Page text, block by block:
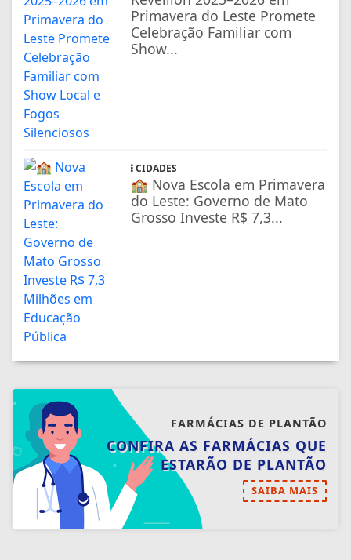
Primavera do Leste Promete
Celebração Familiar com
Show...
CIDADES
🏫 Nova Escola em Primavera
do Leste: Governo de Mato
Grosso Investe R$ 7,3...
FARMÁCIAS DE PLANTÃO
CONFIRA AS FARMÁCIAS QUE
ESTARÃO DE PLANTÃO
SAIBA MAIS